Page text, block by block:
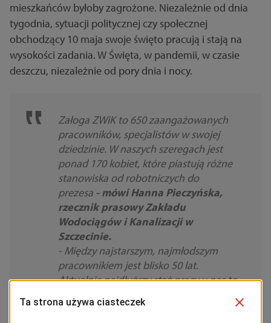
mieszkańców byłoby zagrożone. Niezależnie od dnia
tygodnia, sytuacji politycznej czy społecznej
obchodzący 10 maja swoje święto pracują i stają na
wysokości zadania. W Święta, w pandemii, w czasie
deszczu, niezależnie od pory dnia i nocy.
Załoga ZWiK to 650 zaangażowanych
pracowników, specjalistów w swojej
dziedzinie. W naszych szeregach jest
ponad 170 kobiet, które piastują różne
stanowiska od robotniczych do
prezesa - mówi Hanna Pieczyńska,
rzecznik prasowy Zakładu
Wodociągów i Kanalizacji w
Szczecinie.
- Między najstarszym, najmłodszym
pracownikiem jest blisko 50 lat.
Aktualnie najdłuższy staż pracy u nas to
stabilnym pracodawcą i solidnym